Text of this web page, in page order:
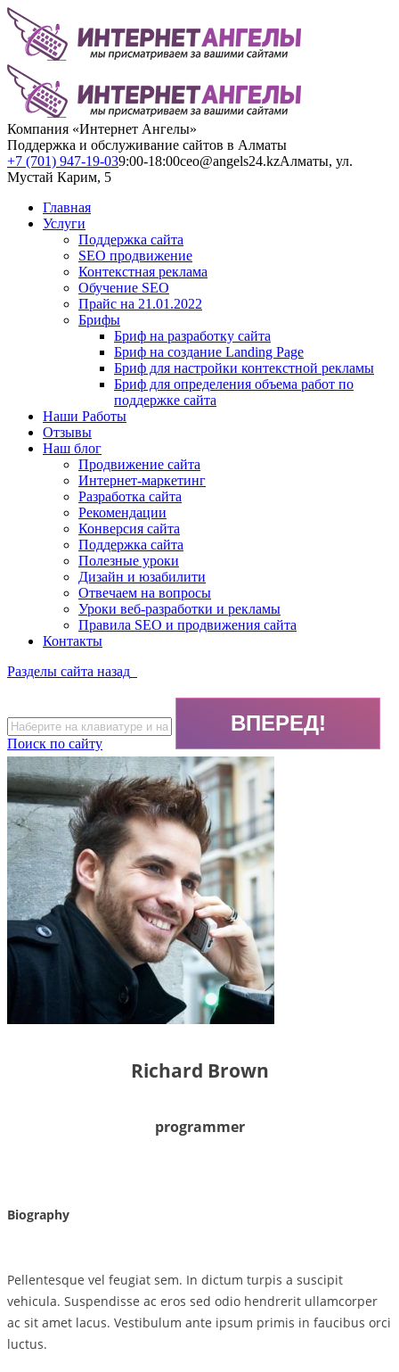
Компания «Интернет Ангелы»
Поддержка и обслуживание сайтов в Алматы
+7 (701) 947-19-039:00-18:00ceo@angels24.kzАлматы, ул.
Мустай Карим, 5
Главная
Услуги
Поддержка сайта
SEO продвижение
Контекстная реклама
Обучение SEO
Прайс на 21.01.2022
Брифы
Бриф на разработку сайта
Бриф на создание Landing Page
Бриф для настройки контекстной рекламы
Бриф для определения объема работ по
поддержке сайта
Наши Работы
Отзывы
Наш блог
Продвижение сайта
Интернет-маркетинг
Разработка сайта
Рекомендации
Конверсия сайта
Поддержка сайта
Полезные уроки
Дизайн и юзабилити
Отвечаем на вопросы
Уроки веб-разработки и рекламы
Правила SEO и продвижения сайта
Контакты
Разделы сайта назад
Поиск по сайту
Richard Brown
programmer
Biography
Pellentesque vel feugiat sem. In dictum turpis a suscipit
vehicula. Suspendisse ac eros sed odio hendrerit ullamcorper
ac sit amet lacus. Vestibulum ante ipsum primis in faucibus orci
luctus.